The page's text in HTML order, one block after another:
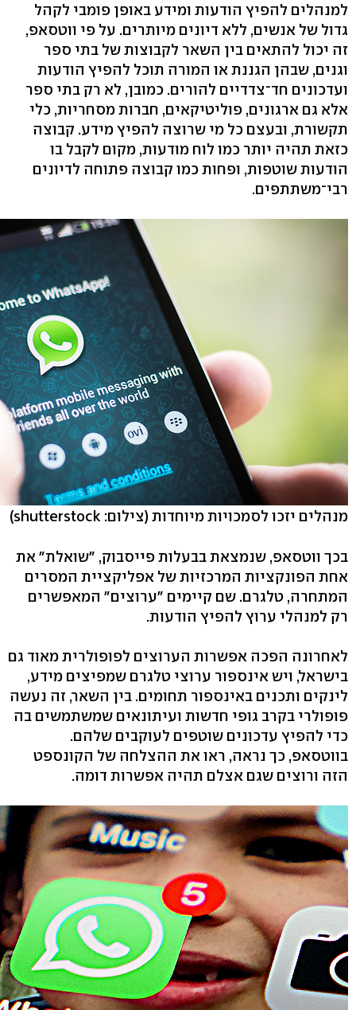
למנהלים להפיץ הודעות ומידע באופן פומבי לקהל
גדול של אנשים, ללא דיונים מיותרים. על פי ווטסאפ,
זה יכול להתאים בין השאר לקבוצות של בתי ספר
וגנים, שבהן הגננת או המורה תוכל להפיץ הודעות
ועדכונים חד־צדדיים להורים. כמובן, לא רק בתי ספר
אלא גם ארגונים, פוליטיקאים, חברות מסחריות, כלי
תקשורת, ובעצם כל מי שרוצה להפיץ מידע. קבוצה
כזאת תהיה יותר כמו לוח מודעות, מקום לקבל בו
הודעות שוטפות, ופחות כמו קבוצה פתוחה לדיונים
רבי־משתתפים.
מנהלים יזכו לסמכויות מיוחדות (צילום: shutterstock)
בכך ווטסאפ, שנמצאת בבעלות פייסבוק, "שואלת" את
אחת הפונקציות המרכזיות של אפליקציית המסרים
המתחרה, טלגרם. שם קיימים "ערוצים" המאפשרים
רק למנהלי ערוץ להפיץ הודעות.
לאחרונה הפכה אפשרות הערוצים לפופולרית מאוד גם
בישראל, ויש אינספור ערוצי טלגרם שמפיצים מידע,
לינקים ותכנים באינספור תחומים. בין השאר, זה נעשה
פופולרי בקרב גופי חדשות ועיתונאים שמשתמשים בה
כדי להפיץ עדכונים שוטפים לעוקבים שלהם.
בווטסאפ, כך נראה, ראו את ההצלחה של הקונספט
הזה ורוצים שגם אצלם תהיה אפשרות דומה.